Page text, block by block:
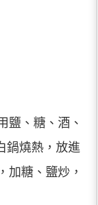
鹽、糖、酒、
鍋燒熱，放進
加糖、鹽炒，